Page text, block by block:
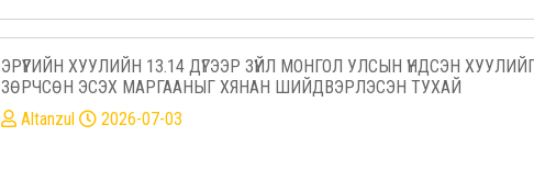
ЭРҮҮГИЙН ХУУЛИЙН 13.14 ДҮГЭЭР ЗҮЙЛ МОНГОЛ УЛСЫН ҮНДСЭН
ЗӨРЧСӨН ЭСЭХ МАРГААНЫГ ХЯНАН ШИЙДВЭРЛЭСЭН ТУХАЙ
Altanzul
2026-07-03